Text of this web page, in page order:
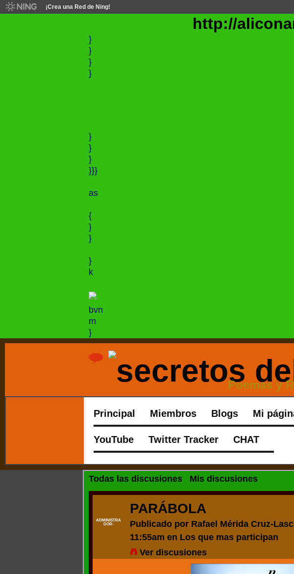
¡Crea una Red de Ning!
http://
}
}
}
}
}
}
}
}}}
as
{
}
}
}
k
bvn
m
}
Poemas y
Principal Miembros Blogs Mi
YouTube Twitter Tracker CHAT
Todas las discusiones Mis discusiones
ADMINISTRA
DOR-
PARÁBOLA
Publicado por Rafael Mérida Cruz-
11:55am en Los que mas participan
Ver discusiones